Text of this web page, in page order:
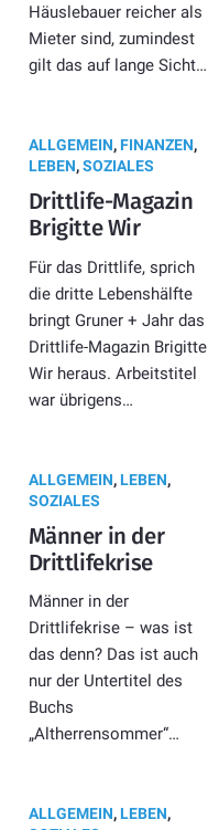
Häuslebauer reicher als
Mieter sind, zumindest
gilt das auf lange Sicht…
ALLGEMEIN,FINANZEN,
LEBEN,SOZIALES
Drittlife-Magazin
Brigitte Wir
Für das Drittlife, sprich
die dritte Lebenshälfte
bringt Gruner + Jahr das
Drittlife-Magazin Brigitte
Wir heraus. Arbeitstitel
war übrigens…
ALLGEMEIN,LEBEN,
SOZIALES
Männer in der
Drittlifekrise
Männer in der
Drittlifekrise – was ist
das denn? Das ist auch
nur der Untertitel des
Buchs
„Altherrensommer“…
ALLGEMEIN,LEBEN,